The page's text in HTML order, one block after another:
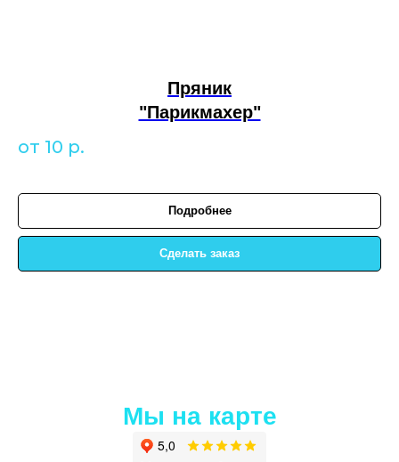
Пряник
"Парикмахер"
от 10 р.
Подробнее
Сделать заказ
Мы на карте